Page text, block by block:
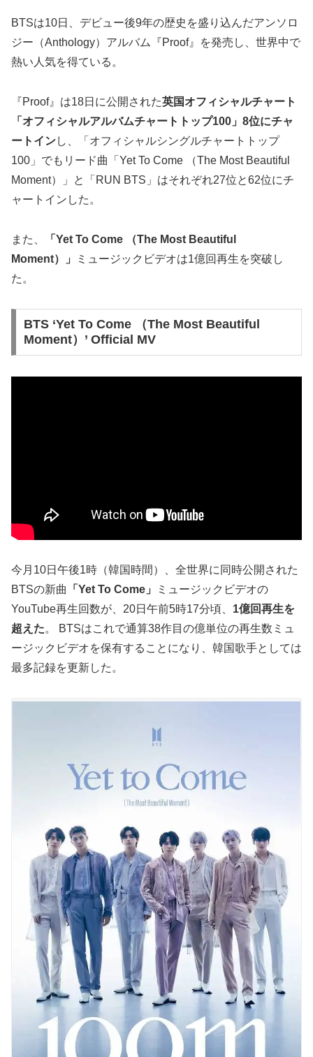
BTSは10日、デビュー後9年の歴史を盛り込んだアンソロ
ジー（Anthology）アルバム『Proof』を発売し、世界中で
熱い人気を得ている。
『Proof』は18日に公開された英国オフィシャルチャート
「オフィシャルアルバムチャートトップ100」8位にチャ
ートインし、「オフィシャルシングルチャートトップ
100」でもリード曲「Yet To Come （The Most Beautiful
Moment）」と「RUN BTS」はそれぞれ27位と62位にチ
ャートインした。
また、
「Yet To Come （The Most Beautiful
Moment）」
ミュージックビデオは1億回再生を突破し
た。
BTS ‘Yet To Come （The Most Beautiful
Moment）’ Official MV
今月10日午後1時（韓国時間）、全世界に同時公開された
BTSの新曲
「Yet To Come」
ミュージックビデオの
YouTube再生回数が、20日午前5時17分頃、 1億回再生を
超えた。 BTSはこれで通算38作目の億単位の再生数ミュ
ージックビデオを保有することになり、韓国歌手としては
最多記録を更新した。